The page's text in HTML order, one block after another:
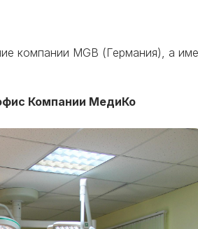
MGB (Германия), а
Компании МедиКо